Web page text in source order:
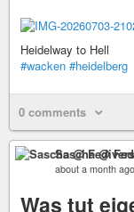
Heidelway to Hell
#wacken #heidelberg
0 comments
Sascha @
about a month ago
Was tut